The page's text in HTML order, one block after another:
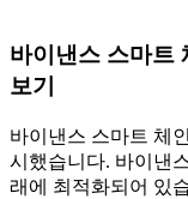
바이낸스 스마트
보기
바이낸스 스마트 체
시했습니다. 바이낸
래에 최적화되어 있